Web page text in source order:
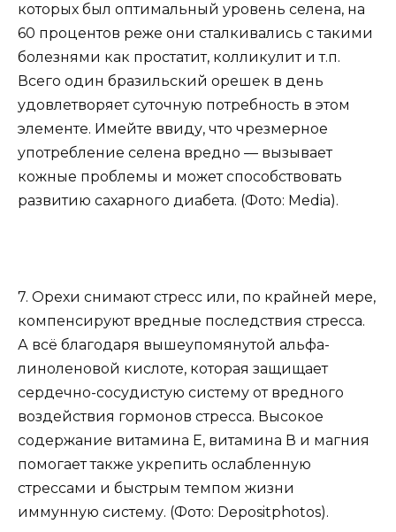
которых был оптимальный уровень селена, на
60 процентов реже они сталкивались с такими
болезнями как простатит, колликулит и т.п.
Всего один бразильский орешек в день
удовлетворяет суточную потребность в этом
элементе. Имейте ввиду, что чрезмерное
употребление селена вредно — вызывает
кожные проблемы и может способствовать
развитию сахарного диабета. (Фото: Media).
7. Орехи снимают стресс или, по крайней мере,
компенсируют вредные последствия стресса.
А всё благодаря вышеупомянутой альфа-
линоленовой кислоте, которая защищает
сердечно-сосудистую систему от вредного
воздействия гормонов стресса. Высокое
содержание витамина Е, витамина В и магния
помогает также укрепить ослабленную
стрессами и быстрым темпом жизни
иммунную систему. (Фото: Depositphotos).